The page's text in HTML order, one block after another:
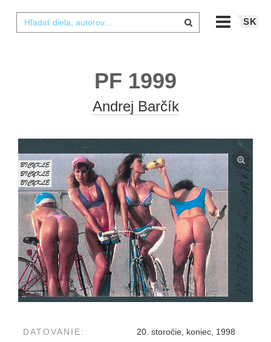
SK
PF 1999
Andrej Barčík
DATOVANIE: 20. storočie, koniec, 1998